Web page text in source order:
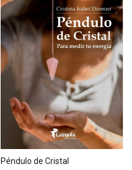
Péndulo de Cristal